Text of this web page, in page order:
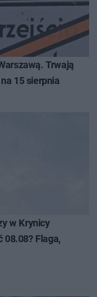
Trwają
15 sierpnia
w Krynicy
08.08? Flaga,